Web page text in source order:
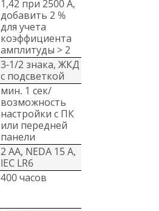
1,42 при 2500 А,
добавить 2 %
для учета
коэффициента
амплитуды > 2
3-1/2 знака, ЖКД
с подсветкой
мин. 1 сек/
возможность
настройки с ПК
или передней
панели
2 AA, NEDA 15 А,
IEC LR6
400 часов